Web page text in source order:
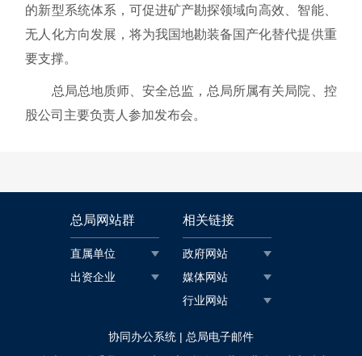
的新型系统体系，可促进矿产勘探领域向高效、智能、
无人化方向发展，将为我国地勘装备国产化替代提供重
要支撑。
总局总地质师、安全总监，总局所属有关局院、控
股公司主要负责人参加发布会。
总局网站群
直属单位
出资企业
相关链接
政府网站
媒体网站
行业网站
协同办公系统 | 总局电子邮件